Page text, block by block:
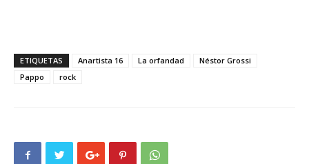
ETIQUETAS Anartista 16 La orfandad
Néstor Grossi
Pappo
rock